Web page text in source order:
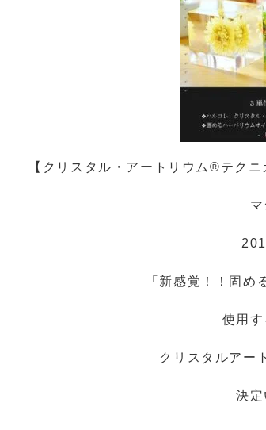
【 クリスタル・アートリウム®テク
「新感覚！！固め
使用
クリスタルアー
決定